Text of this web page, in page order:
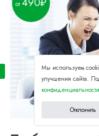
Мы используем
улучшения сайта.
конфиденциальности
Отклонить